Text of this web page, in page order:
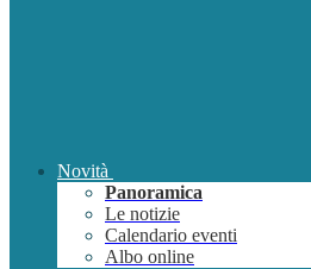
Novità
Panoramica
Le notizie
Calendario eventi
Albo online